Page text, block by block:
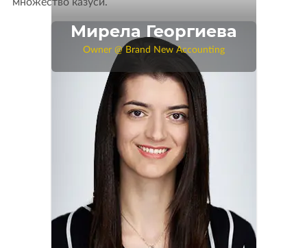
Мирела Георгиева
Owner @ Brand New Accounting